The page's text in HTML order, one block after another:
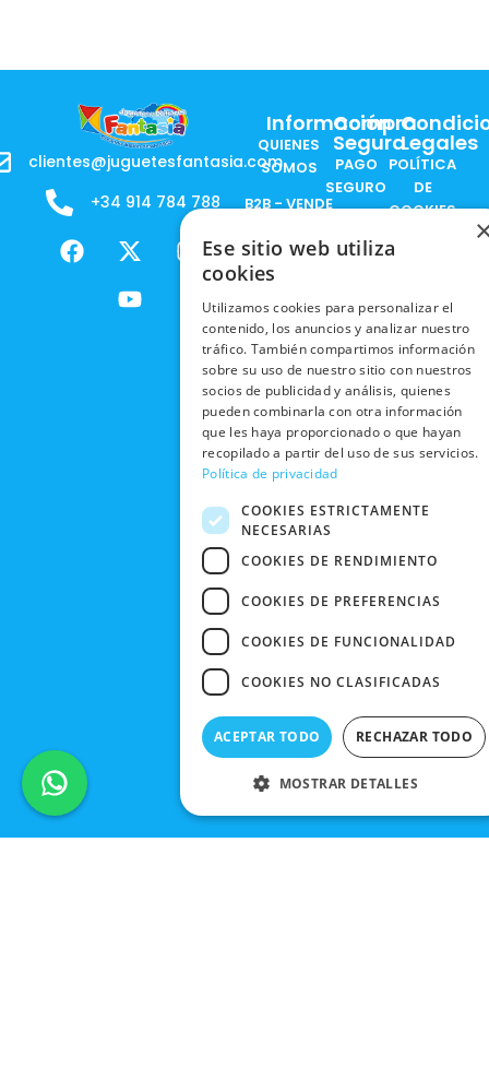
clientes@juguetesfantasia.com
+34 914 784 788
F
a
X
-
t
w
m
Y
o
u
t
Información
QUIENES
SOMOS
B2B - VENDE
PRODUCTOS
RESPONSABILIDAD
SOCIAL
TRABAJA
CON
NOSOTROS
NUESTRAS
TIENDAS
BLACK
FRIDAY
Compra
Segura
PAGO
SEGURO
NACIONALES
INTERNACIONALES
RECOGIDA
EN TIENDA
DEVOLUCIONES
Y CAMBIOS
CANCELAR
PEDIDO
Legales
POLÍTICA
DE
COOKIES
POLÍTICAS
EN RRSS
POLÍTICA DE
PRIVACIDAD
CONDICIONES
DE COMPRA
Ese sitio web utiliza
cookies
Utilizamos cookies para personalizar el
contenido, los anuncios y analizar nuestro
tráfico. También compartimos información
sobre su uso de nuestro sitio con nuestros
socios de publicidad y análisis, quienes
pueden combinarla con otra información
que les haya proporcionado o que hayan
recopilado a partir del uso de sus servicios.
Política de privacidad
COOKIES ESTRICTAMENTE
NECESARIAS
COOKIES DE RENDIMIENTO
COOKIES DE PREFERENCIAS
COOKIES DE FUNCIONALIDAD
COOKIES NO CLASIFICADAS
ACEPTAR TODO RECHAZAR TODO
MOSTRAR DETALLES